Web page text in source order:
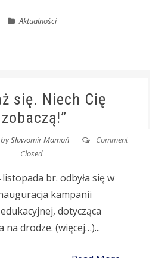
Aktualności
się. Niech Cię
zobaczą!”
bySławomir Mamoń
Comment
Closed
br. odbyła się w
kampanii
dotycząca
na drodze. (więcej…)...